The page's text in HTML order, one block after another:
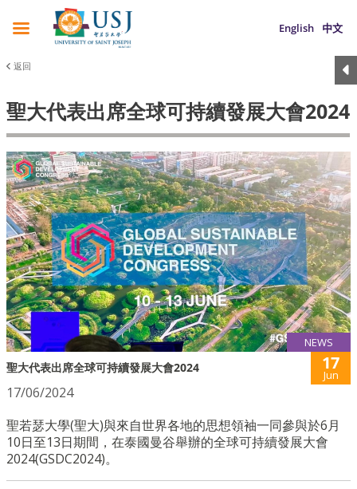
English 中文
返回
聖大代表出席全球可持續發展大會2024
NEWS
聖大代表出席全球可持續發展大會2024 17
Jun
17/06/2024
聖若瑟大學(聖大)與來自世界各地的思想領袖一同參與於6月
10日至13日期間，在泰國曼谷舉辦的全球可持續發展大會
2024(GSDC2024)。